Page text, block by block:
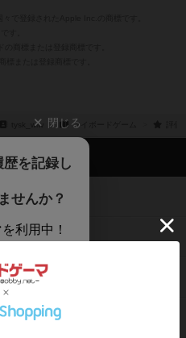
tysk_wlw マイボードゲーム
閉じる
を記録し
せんか？
利用中！
記録する
ューを読む
リストの共
ー